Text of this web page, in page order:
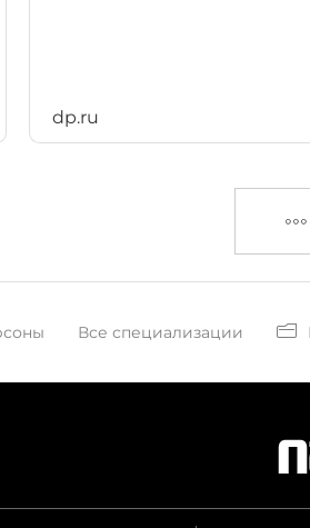
dp.ru
Все специализации